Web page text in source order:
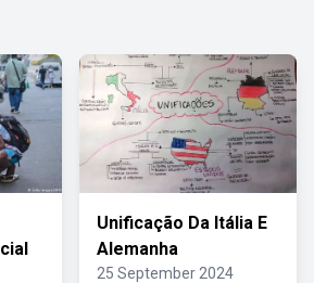
Unificação Da Itália E
Alemanha
25 September 2024